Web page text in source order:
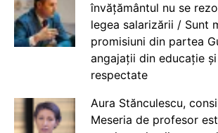
învățământul nu se
legea salarizării / Sunt
promisiuni din partea
angajații din educație
respectate
Aura Stănculescu,
Meseria de profesor